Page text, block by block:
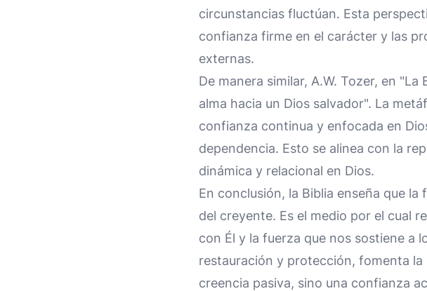
circunstancias fluctúan. Esta
confianza firme en el carácter y las
externas.
De manera similar, A.W. Tozer, en
alma hacia un Dios salvador". La
confianza continua y enfocada en
dependencia. Esto se alinea con la
dinámica y relacional en Dios.
En conclusión, la Biblia enseña que
del creyente. Es el medio por el cual
con Él y la fuerza que nos sostiene a
restauración y protección, fomenta la
creencia pasiva, sino una confianza